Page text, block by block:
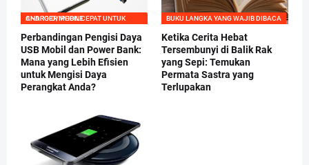
CHARGER MOBIL CEPAT UNTUK ANDROID/IPHONE
Perbandingan Pengisi Daya
USB Mobil dan Power Bank:
Mana yang Lebih Efisien
untuk Mengisi Daya
Perangkat Anda?
BUKU LANGKA YANG WAJIB DIBACA
Ketika Cerita Hebat
Tersembunyi di Balik Rak
yang Sepi: Temukan
Permata Sastra yang
Terlupakan